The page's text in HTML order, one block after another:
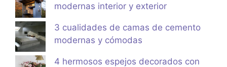
modernas interior y exterior
3 cualidades de camas de cemento
modernas y cómodas
4 hermosos espejos decorados con